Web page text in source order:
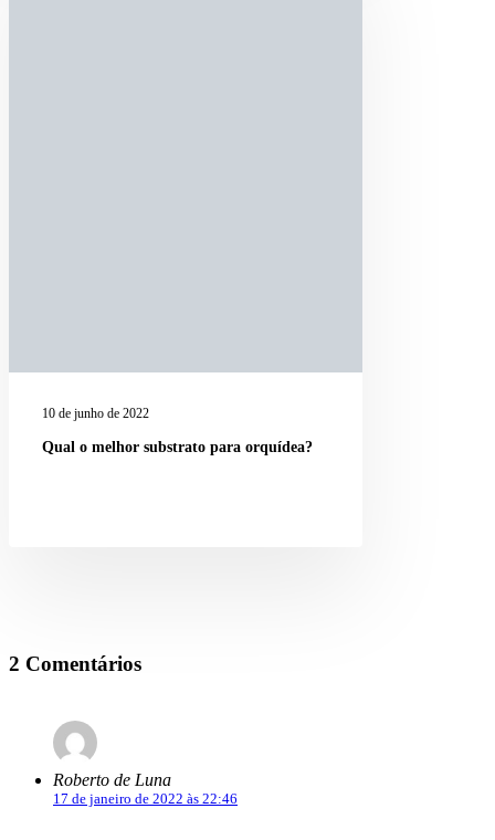
10 de junho de 2022
Qual o melhor substrato para orquídea?
2 Comentários
Roberto de Luna
17 de janeiro de 2022 às 22:46